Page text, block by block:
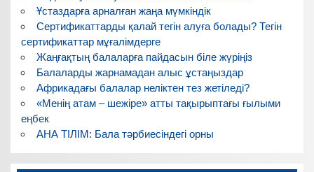
Ұстаздарға арналған жаңа мүмкіндік
Сертификаттарды қалай тегін алуға болады? Тегін
сертификаттар мұғалімдерге
Жаңғақтың балаларға пайдасын біле жүріңіз
Балаларды жарнамадан алыс ұстаңыздар
Африкадағы балалар неліктен тез жетіледі?
«Менің атам – шежіре» атты тақырыптағы ғылыми
еңбек
АНА ТІЛІМ: Бала тәрбиесіндегі орны